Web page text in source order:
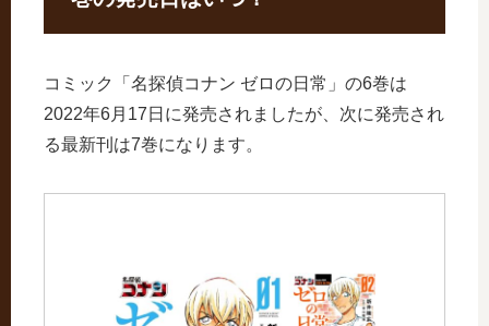
コミック「名探偵コナン ゼロの日常」の6巻は
2022年6月17日に発売されましたが、次に発売され
る最新刊は7巻になります。